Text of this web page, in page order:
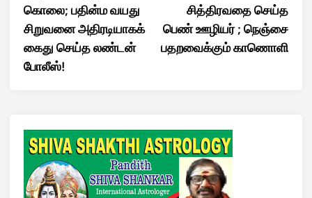
கொலை; பதின்ம வயது
சிறுவனை அதிரடியாகக்
கைது செய்த லண்டன்
போலீஸ்!
சித்திரவதை செய்த
பெண் ஊழியர் ; நெஞ்சை
பதறவைக்கும் காணொளி